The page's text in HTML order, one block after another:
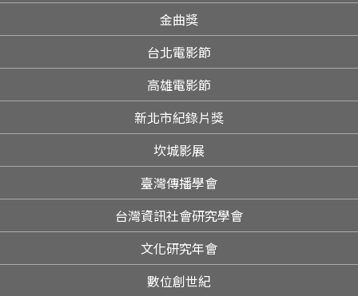
金曲獎
台北電影節
高雄電影節
新北市紀錄片獎
坎城影展
臺灣傳播學會
台灣資訊社會研究學會
文化研究年會
數位創世紀